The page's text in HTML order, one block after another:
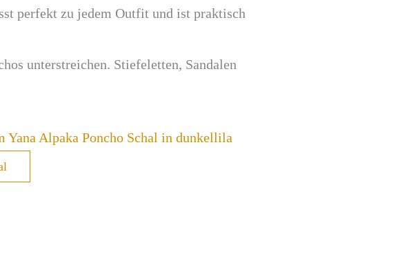
perfekt zu jedem Outfit und ist praktisch
unterstreichen. Stiefeletten, Sandalen